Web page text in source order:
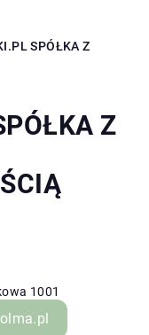
SPÓŁKA Z
Z
1001